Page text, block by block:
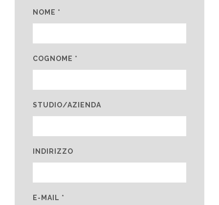
NOME *
COGNOME *
STUDIO/AZIENDA
INDIRIZZO
E-MAIL *